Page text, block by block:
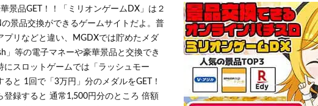
景品GET！！「ミリオンゲームDX」は２
の景品交換ができるゲームサイトだよ。普
プリなどと違い、MGDXでは貯めたメダ
」等の電子マネーや豪華景品と交換でき
にスロットゲームでは「ラッシュモー
ると 1回で「3万円」分のメダルをGET！
登録すると 通常1,500円分のところ 倍額